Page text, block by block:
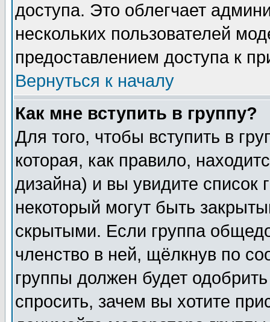
доступа. Это облегчает
нескольких пользователей
предоставлением доступа к
Вернуться к началу
Как мне вступить в группу?
Для того, чтобы вступить в
которая, как правило,
дизайна) и вы увидите список
некоторый могут быть
скрытыми. Если группа
членство в ней, щёлкнув по
группы должен будет
спросить, зачем вы хотите